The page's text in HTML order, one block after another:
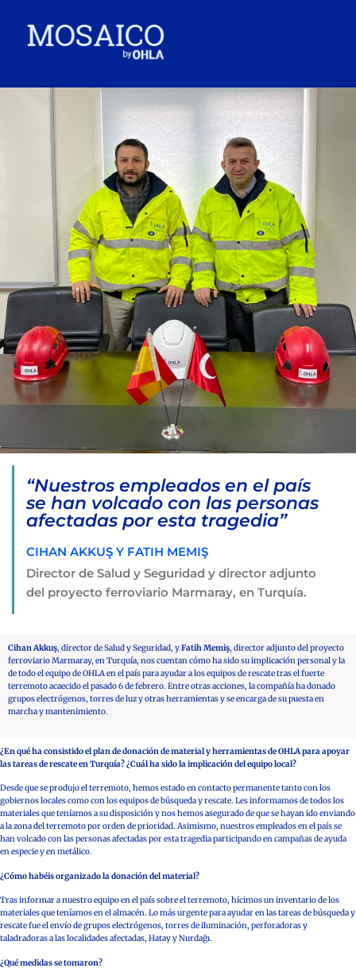
“Nuestros empleados en el país
se han volcado con las personas
afectadas por esta tragedia”
CIHAN AKKUŞ Y FATIH MEMIŞ
Director de Salud y Seguridad y director adjunto
del proyecto ferroviario Marmaray, en Turquía.
Cihan Akkuş, director de Salud y Seguridad, yFatih Memiş, director adjunto del proyecto
ferroviario Marmaray, en Turquía, nos cuentan cómo ha sido su implicación personal y la
de todo el equipo de OHLA en el país para ayudar a los equipos de rescate tras el fuerte
terremoto acaecido el pasado 6 de febrero. Entre otras acciones, la compañía ha donado
grupos electrógenos, torres de luz y otras herramientas y se encarga de su puesta en
marcha y mantenimiento.
¿En qué ha consistido el plan de donación de material y herramientas de OHLA para apoyar
las tareas de rescate en Turquía? ¿Cuál ha sido la implicación del equipo local?
Desde que se produjo el terremoto, hemos estado en contacto permanente tanto con los
gobiernos locales como con los equipos de búsqueda y rescate. Les informamos de todos los
materiales que teníamos a su disposición y nos hemos asegurado de que se hayan ido enviando
a la zona del terremoto por orden de prioridad. Asimismo, nuestros empleados en el país se
han volcado con las personas afectadas por esta tragedia participando en campañas de ayuda
en especie y en metálico.
¿Cómo habéis organizado la donación del material?
Tras informar a nuestro equipo en el país sobre el terremoto, hicimos un inventario de los
materiales que teníamos en el almacén. Lo más urgente para ayudar en las tareas de búsqueda y
rescate fue el envío de grupos electrógenos, torres de iluminación, perforadoras y
taladradoras a las localidades afectadas, Hatay y Nurdağı.
¿Qué medidas se tomaron?